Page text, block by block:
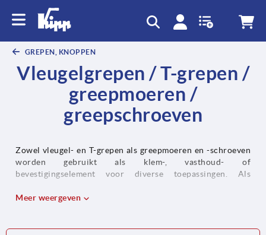
GREPEN, KNOPPEN
Vleugelgrepen / T-grepen /
greepmoeren /
greepschroeven
Zowel vleugel- en T-grepen als greepmoeren en -schroeven
worden gebruikt als klem-, vasthoud- of
bevestigingselement voor diverse toepassingen. Als
ze bestemd voor handbedieningen van modules, machines
Meer weergeven